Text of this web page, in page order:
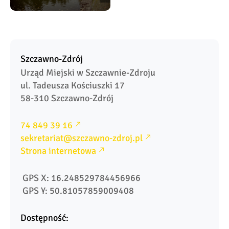
Szczawno-Zdrój
Urząd Miejski w Szczawnie-Zdroju
ul. Tadeusza Kościuszki 17
58-310 Szczawno-Zdrój
74 849 39 16
sekretariat@szczawno-zdroj.pl
Strona internetowa
GPS X: 16.248529784456966
GPS Y: 50.81057859009408
Dostępność: